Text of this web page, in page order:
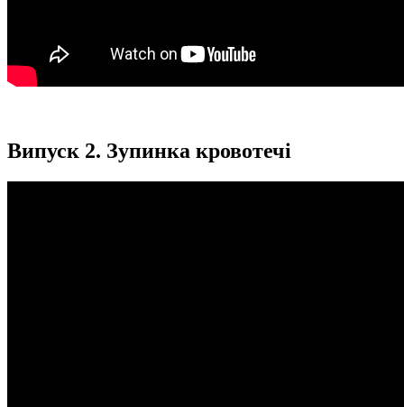
Випуск 2. Зупинка кровотечі